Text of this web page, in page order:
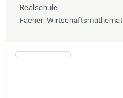
Realschule
Fächer: